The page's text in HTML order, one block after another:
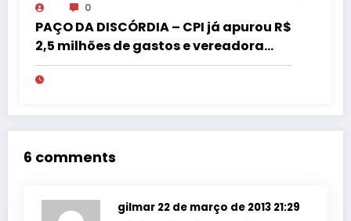
0
PAÇO DA DISCÓRDIA – CPI já apurou R$
2,5 milhões de gastos e vereadora
pede “acordo” para aprovar R$ 9,5
milhões
6 comments
gilmar 22 de março de 2013 21:29